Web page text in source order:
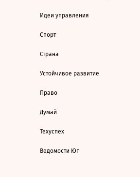
Идеи управления
Спорт
Страна
Устойчивое развитие
Право
Думай
Техуспех
Ведомости Юг